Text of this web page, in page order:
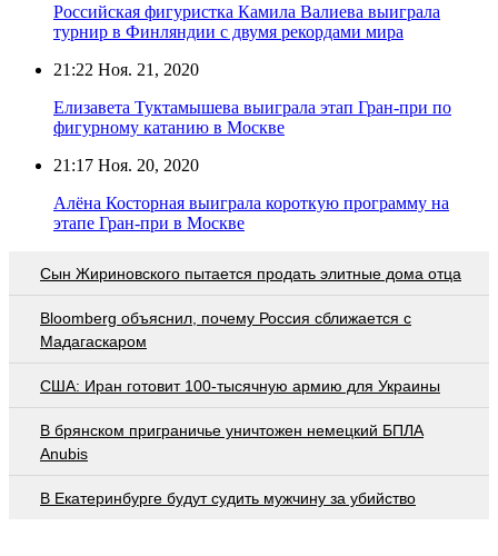
Российская фигуристка Камила Валиева выиграла
турнир в Финляндии с двумя рекордами мира
21:22 Ноя. 21, 2020
Елизавета Туктамышева выиграла этап Гран-при по
фигурному катанию в Москве
21:17 Ноя. 20, 2020
Алёна Косторная выиграла короткую программу на
этапе Гран-при в Москве
Сын Жириновского пытается продать элитные дома отца
Bloomberg объяснил, почему Россия сближается с
Мадагаскаром
США: Иран готовит 100-тысячную армию для Украины
В брянском приграничье уничтожен немецкий БПЛА
Anubis
В Екатеринбурге будут судить мужчину за убийство